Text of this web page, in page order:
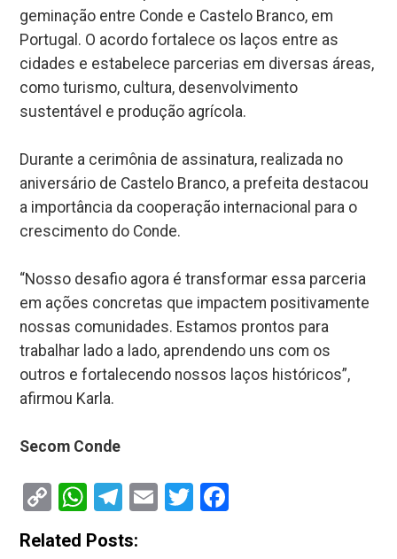
geminação entre Conde e Castelo Branco, em
Portugal. O acordo fortalece os laços entre as
cidades e estabelece parcerias em diversas áreas,
como turismo, cultura, desenvolvimento
sustentável e produção agrícola.
Durante a cerimônia de assinatura, realizada no
aniversário de Castelo Branco, a prefeita destacou
a importância da cooperação internacional para o
crescimento do Conde.
“Nosso desafio agora é transformar essa parceria
em ações concretas que impactem positivamente
nossas comunidades. Estamos prontos para
trabalhar lado a lado, aprendendo uns com os
outros e fortalecendo nossos laços históricos”,
afirmou Karla.
Secom Conde
Copy
Link
WhatsApp
Telegram
EmailTwitter
Related Posts: